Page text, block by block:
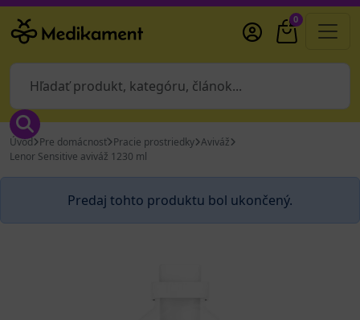
0
Úvod Pre domácnosť Pracie prostriedky Aviváž
Lenor Sensitive aviváž 1230 ml
Predaj tohto produktu bol ukončený.